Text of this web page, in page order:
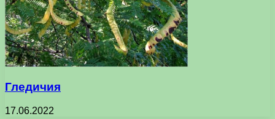
Гледичия
17.06.2022